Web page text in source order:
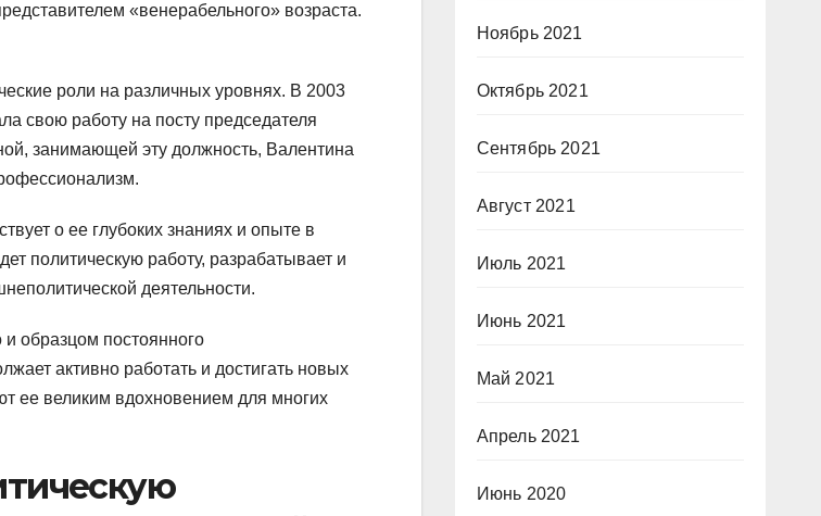
«венерабельного» возраста.
роли на различных уровнях. В 2003
свою работу на посту председателя
занимающей эту должность, Валентина
о ее глубоких знаниях и опыте в
политическую работу, разрабатывает и
деятельности.
образцом постоянного
активно работать и достигать новых
ее великим вдохновением для многих
Ноябрь 2021
Октябрь 2021
Сентябрь 2021
Август 2021
Июль 2021
Июнь 2021
Май 2021
Апрель 2021
Июнь 2020